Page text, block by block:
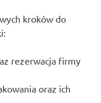
kroków do
rezerwacja firmy
oraz ich